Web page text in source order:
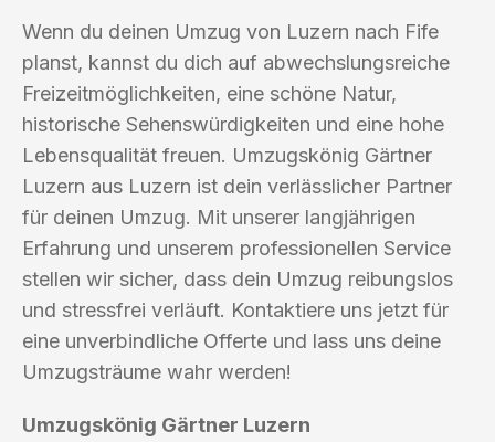
Wenn du deinen Umzug von Luzern nach Fife
planst, kannst du dich auf abwechslungsreiche
Freizeitmöglichkeiten, eine schöne Natur,
historische Sehenswürdigkeiten und eine hohe
Lebensqualität freuen. Umzugskönig Gärtner
Luzern aus Luzern ist dein verlässlicher Partner
für deinen Umzug. Mit unserer langjährigen
Erfahrung und unserem professionellen Service
stellen wir sicher, dass dein Umzug reibungslos
und stressfrei verläuft. Kontaktiere uns jetzt für
eine unverbindliche Offerte und lass uns deine
Umzugsträume wahr werden!
Umzugskönig Gärtner Luzern